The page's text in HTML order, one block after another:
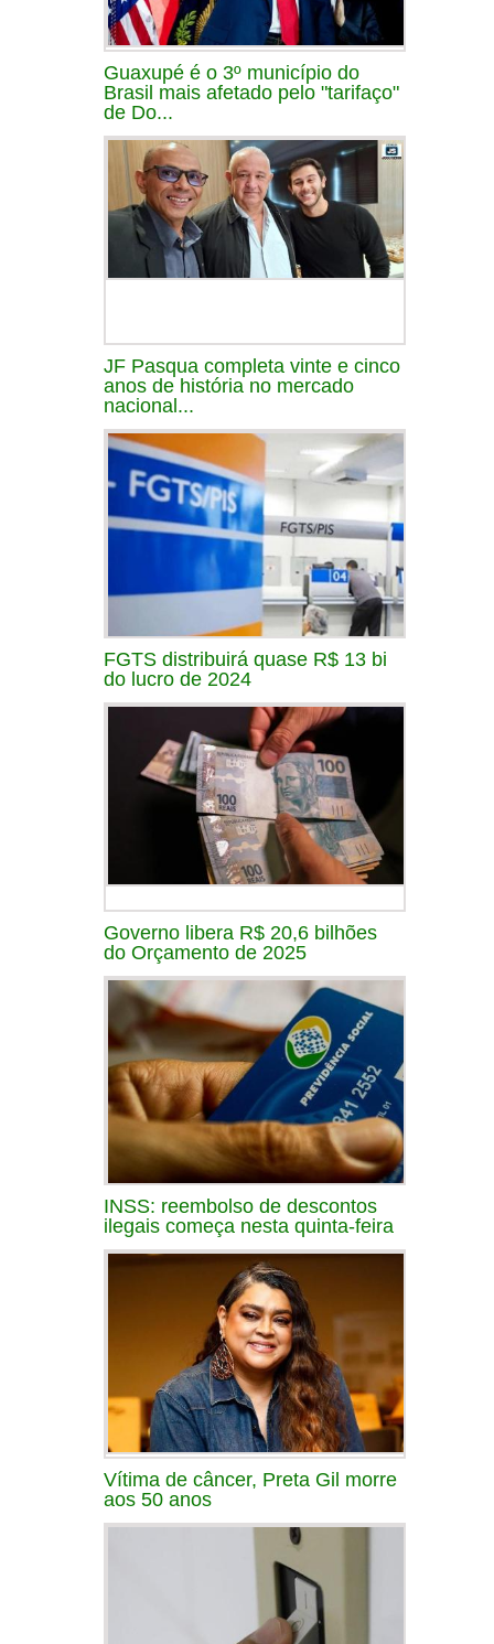
Guaxupé é o 3º município do
Brasil mais afetado pelo "tarifaço"
de Do...
JF Pasqua completa vinte e cinco
anos de história no mercado
nacional...
FGTS distribuirá quase R$ 13 bi
do lucro de 2024
Governo libera R$ 20,6 bilhões
do Orçamento de 2025
INSS: reembolso de descontos
ilegais começa nesta quinta-feira
Vítima de câncer, Preta Gil morre
aos 50 anos